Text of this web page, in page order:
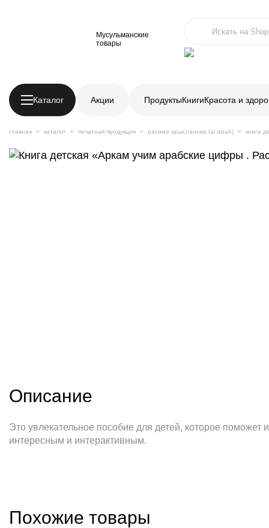
Мусульманские
товары
Каталог Акции ПродуктыКнигиКрасота и
главная каталог печатная продукция расима арысланова (al isbah) книга
Описание
Это увлекательное пособие для детей, которое поможет
интересным и интерактивным.
Похожие товары